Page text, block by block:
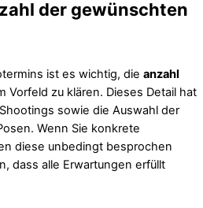
der gewünschten
ist es wichtig, die anzahl
Vorfeld zu klären. Dieses Detail hat
sowie die Auswahl der
Wenn Sie konkrete
diese unbedingt besprochen
dass alle Erwartungen erfüllt